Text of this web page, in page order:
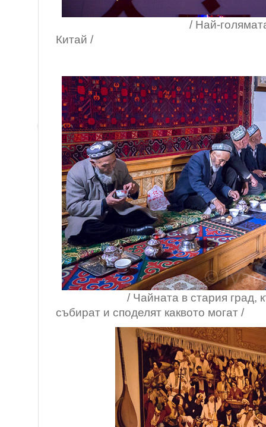
/ Най-голямата
Китай /
/ Чайната в стария град,
събират и споделят каквото могат /